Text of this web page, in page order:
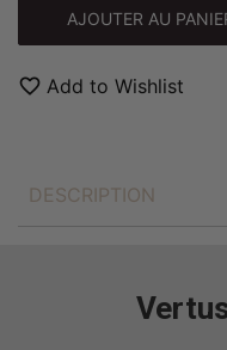
AJOUTER AU
favorite_border Add to Wishlist
DESCRIPTION